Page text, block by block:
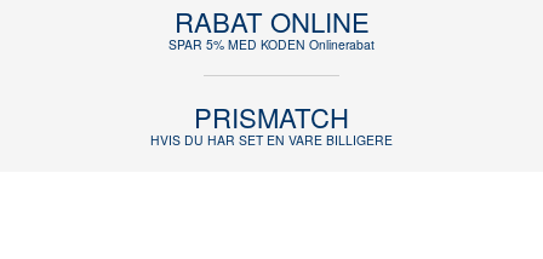
RABAT ONLINE
SPAR 5% MED KODEN Onlinerabat
PRISMATCH
HVIS DU HAR SET EN VARE BILLIGERE